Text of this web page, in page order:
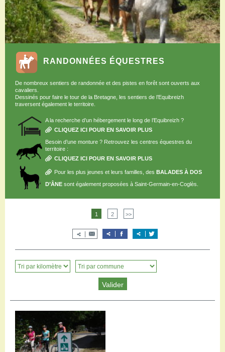
Aires de camping-car
Salles de réception
Aires de pique-nique
Randonner
Randonnées pédestres
Randonnées VTT
Randonnées équestres
Agenda
Pratique
Nous contacter
Documents à télécharger
Tourisme accessible
Venir en groupe
Espace Pro
RANDONNÉES ÉQUESTRES
De nombreux sentiers de randonnée et des pistes en forêt sont ouverts aux
cavaliers.
Dessinés pour faire le tour de la Bretagne, les sentiers de l’Equibreizh
traversent également le territoire.
A la recherche d’un hébergement le long de l’Equibreizh ?
CLIQUEZ ICI POUR EN SAVOIR PLUS
Besoin d’une monture ? Retrouvez les centres équestres du
territoire :
CLIQUEZ ICI POUR EN SAVOIR PLUS
Pour les plus jeunes et leurs familles, des BALADES À DOS
D’ÂNE sont également proposées à Saint-Germain-en-Coglès.
1 2 >>